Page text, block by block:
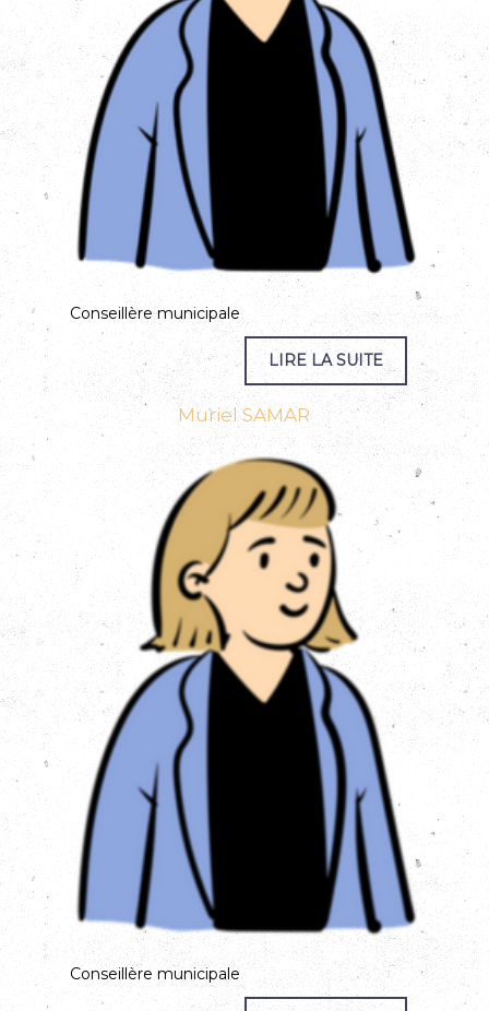
Conseillère municipale
Muriel SAMAR
Conseillère municipale